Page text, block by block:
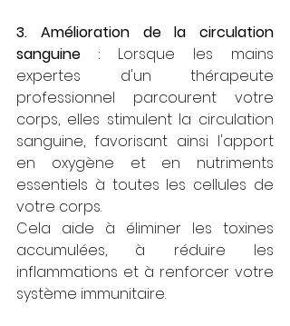
3. Amélioration de la circulation
sanguine : Lorsque les mains
expertes d'un thérapeute
professionnel parcourent votre
corps, elles stimulent la circulation
sanguine, favorisant ainsi l'apport
en oxygène et en nutriments
essentiels à toutes les cellules de
votre corps.
Cela aide à éliminer les toxines
accumulées, à réduire les
inflammations et à renforcer votre
système immunitaire.